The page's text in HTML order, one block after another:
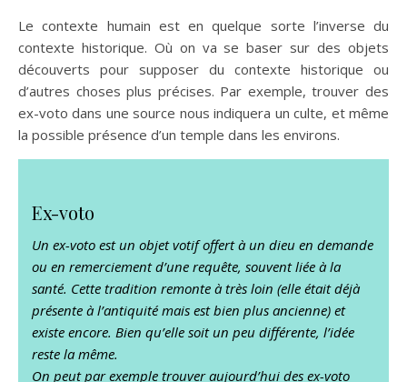
Le contexte humain est en quelque sorte l’inverse du
contexte historique. Où on va se baser sur des objets
découverts pour supposer du contexte historique ou
d’autres choses plus précises. Par exemple, trouver des
ex-voto dans une source nous indiquera un culte, et même
la possible présence d’un temple dans les environs.
Ex-voto
Un ex-voto est un objet votif offert à un dieu en demande
ou en remerciement d’une requête, souvent liée à la
santé. Cette tradition remonte à très loin (elle était déjà
présente à l’antiquité mais est bien plus ancienne) et
existe encore. Bien qu’elle soit un peu différente, l’idée
reste la même.
On peut par exemple trouver aujourd’hui des ex-voto